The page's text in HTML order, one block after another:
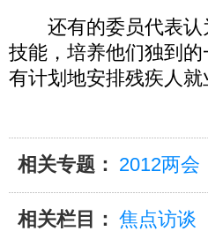
还有的委员代表认
技能，培养他们独到
有计划地安排残疾人就
相关专题： 2012两会
相关栏目： 焦点访谈